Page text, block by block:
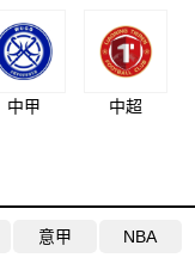
中甲 中超
意甲 NBA